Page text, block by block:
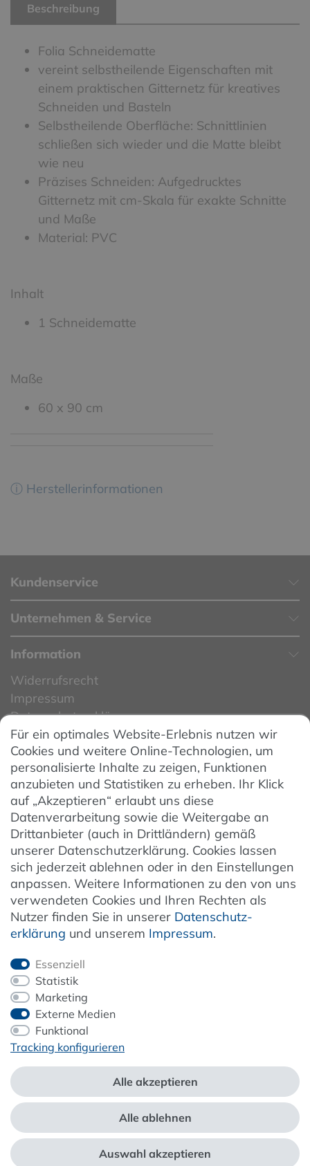
Beschreibung
Folia Schneidematte
vereint selbstheilende Eigenschaften mit
einem praktischen Gitternetz für kreatives
Schneiden und Basteln
Selbstheilende Oberfläche: Schnittlinien
schließen sich wieder und die Matte bleibt
wie neu
Präzises Schneiden: Aufgedrucktes
Gitternetz mit cm-Skala für exakte Schnitte
und Maße
Material: PVC
Inhalt
1 Schneidematte
Maße
60 x 90 cm
ⓘ Herstellerinformationen
Kundenservice
Unternehmen & Service
Information
Widerrufsrecht
Impressum
Datenschutzerklärung
Datenschutzeinstellungen
AGB
Barrierefreiheit
Hinweise zur Batterieentsorgung
Entsorgung von Elektro-Altgeräten
Vertrag widerrufen
Newsletter
Jetzt anmelden
ZAHLUNG & VERSAND
*Alle Preise inkl. der gesetzl. MwSt. zzgl.Service- und Versandkosten
Für ein optimales Website-Erlebnis nutzen wir
Cookies und weitere Online-Technologien, um
personalisierte Inhalte zu zeigen, Funktionen
anzubieten und Statistiken zu erheben. Ihr Klick
auf „Akzeptieren“ erlaubt uns diese
Datenverarbeitung sowie die Weitergabe an
Drittanbieter (auch in Drittländern) gemäß
unserer Datenschutzerklärung. Cookies lassen
sich jederzeit ablehnen oder in den Einstellungen
anpassen. Weitere Informationen zu den von uns
verwendeten Cookies und Ihren Rechten als
Nutzer finden Sie in unserer Daten­schutz­
erklärung und unserem Impressum.
Essenziell
Statistik
Marketing
Externe Medien
Funktional
Tracking konfigurieren
Alle akzeptieren
Alle ablehnen
Auswahl akzeptieren